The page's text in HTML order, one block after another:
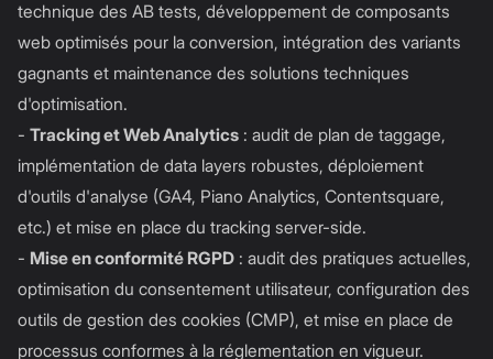
technique des AB tests, développement de composants
web optimisés pour la conversion, intégration des variants
gagnants et maintenance des solutions techniques
d'optimisation.
- Tracking et Web Analytics : audit de plan de taggage,
implémentation de data layers robustes, déploiement
d'outils d'analyse (GA4, Piano Analytics, Contentsquare,
etc.) et mise en place du tracking server-side.
- Mise en conformité RGPD : audit des pratiques actuelles,
optimisation du consentement utilisateur, configuration des
outils de gestion des cookies (CMP), et mise en place de
processus conformes à la réglementation en vigueur.